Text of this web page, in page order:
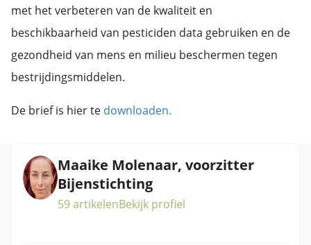
met het verbeteren van de kwaliteit en
beschikbaarheid van pesticiden data gebruiken en de
gezondheid van mens en milieu beschermen tegen
bestrijdingsmiddelen.
De brief is hier te downloaden.
Maaike Molenaar, voorzitter
Bijenstichting
59 artikelenBekijk profiel